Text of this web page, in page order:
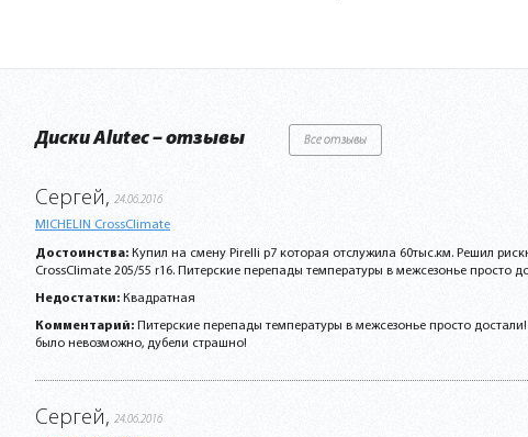
Диски Alutec – отзывы Все отзывы
Сергей, 24.06.2016
MICHELIN CrossClimate
Достоинства: Купил на смену Pirelli p7 которая отслужила 60тыс.км. Решил
CrossClimate 205/55 r16. Питерские перепады температуры в межсезонье просто
Недостатки: Квадратная
Комментарий: Питерские перепады температуры в межсезонье просто
было невозможно, дубели страшно!
Сергей, 24.06.2016